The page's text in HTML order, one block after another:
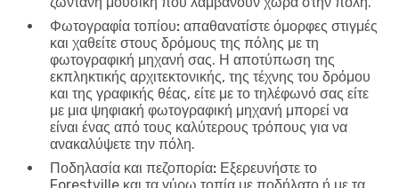
Φωτογραφία τοπίου: απαθανατίστε όμορφες στιγμές
και χαθείτε στους δρόμους της πόλης με τη
φωτογραφική μηχανή σας. Η αποτύπωση της
εκπληκτικής αρχιτεκτονικής, της τέχνης του δρόμου
και της γραφικής θέας, είτε με το τηλέφωνό σας είτε
με μια ψηφιακή φωτογραφική μηχανή μπορεί να
είναι ένας από τους καλύτερους τρόπους για να
ανακαλύψετε την πόλη.
Ποδηλασία και πεζοπορία: Εξερευνήστε το